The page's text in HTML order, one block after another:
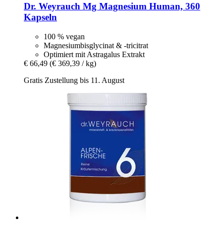
Dr. Weyrauch Mg Magnesium Human, 360
Kapseln
100 % vegan
Magnesiumbisglycinat & -tricitrat
Optimiert mit Astragalus Extrakt
€ 66,49 (€ 369,39 / kg)
Gratis Zustellung bis 11. August